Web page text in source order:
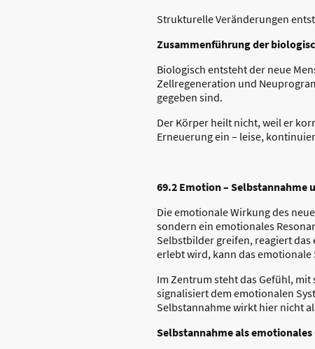
Strukturelle Veränderungen
Zusammenführung der
Biologisch entsteht der neue
Zellregeneration und
gegeben sind.
Der Körper heilt nicht, weil er
Erneuerung ein – leise,
69.2 Emotion – Selbstannahme
Die emotionale Wirkung des
sondern ein emotionales
Selbstbilder greifen, reagiert das
erlebt wird, kann das emotionale
Im Zentrum steht das Gefühl,
signalisiert dem emotionalen
Selbstannahme wirkt hier nicht
Selbstannahme als